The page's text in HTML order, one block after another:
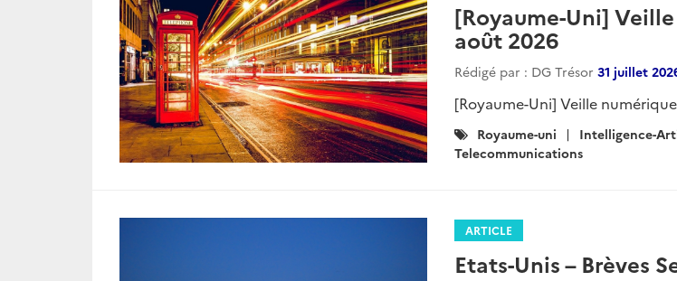
[Royaume-Uni]
août 2026
Rédigé par : DG Trésor 31 juillet
[Royaume-Uni] Veille
Catégories
:
Royaume-uni Intelligence-
Telecommunications
ARTICLE
Etats-Unis – Brèves